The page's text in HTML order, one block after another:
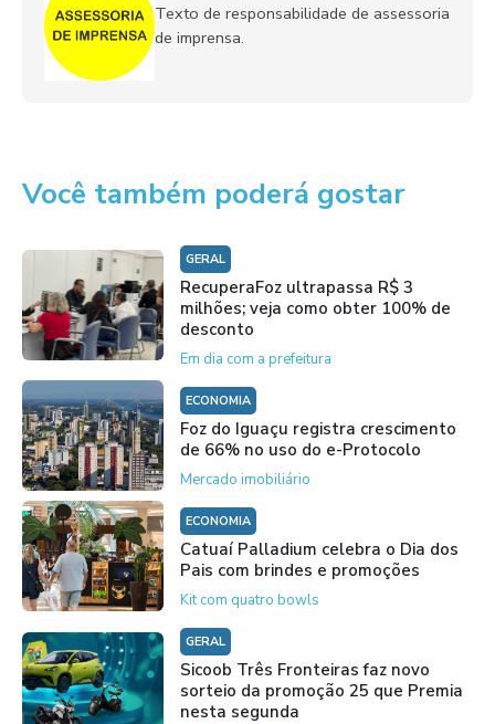
Texto de responsabilidade de assessoria
de imprensa.
Você também poderá gostar
GERAL
RecuperaFoz ultrapassa R$ 3
milhões; veja como obter 100% de
desconto
Em dia com a prefeitura
ECONOMIA
Foz do Iguaçu registra crescimento
de 66% no uso do e-Protocolo
Mercado imobiliário
ECONOMIA
Catuaí Palladium celebra o Dia dos
Pais com brindes e promoções
Kit com quatro bowls
GERAL
Sicoob Três Fronteiras faz novo
sorteio da promoção 25 que Premia
nesta segunda